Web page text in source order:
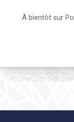
À bientôt sur